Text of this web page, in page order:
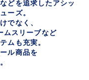
どを追求したアシッ
ーズ。​
でなく、
ムスリーブなど
ムも充実。
ル商品を